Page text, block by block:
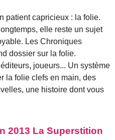
patient capricieux : la folie.
elle reste un sujet
Les Chroniques
dossier sur la folie.
joueurs... Un système
la folie clefs en main, des
une histoire dont vous
2013 La Superstition